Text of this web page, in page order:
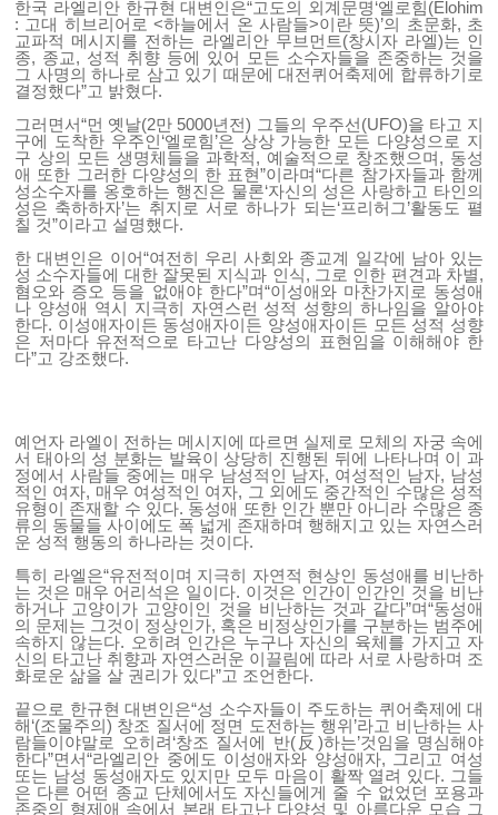
한국 라엘리안 한규현 대변인은“고도의 외계문명‘엘로힘(Elohim
: 고대 히브리어로 <하늘에서 온 사람들>이란 뜻)’의 초문화, 초
교파적 메시지를 전하는 라엘리안 무브먼트(창시자 라엘)는 인
종, 종교, 성적 취향 등에 있어 모든 소수자들을 존중하는 것을
그 사명의 하나로 삼고 있기 때문에 대전퀴어축제에 합류하기로
결정했다”고 밝혔다.
그러면서“먼 옛날(2만 5000년전) 그들의 우주선(UFO)을 타고 지
구에 도착한 우주인‘엘로힘’은 상상 가능한 모든 다양성으로 지
구 상의 모든 생명체들을 과학적, 예술적으로 창조했으며, 동성
애 또한 그러한 다양성의 한 표현”이라며“다른 참가자들과 함께
성소수자를 옹호하는 행진은 물론‘자신의 성은 사랑하고 타인의
성은 축하하자’는 취지로 서로 하나가 되는‘프리허그’활동도 펼
칠 것”이라고 설명했다.
한 대변인은 이어“여전히 우리 사회와 종교계 일각에 남아 있는
성 소수자들에 대한 잘못된 지식과 인식, 그로 인한 편견과 차별,
혐오와 증오 등을 없애야 한다”며“이성애와 마찬가지로 동성애
나 양성애 역시 지극히 자연스런 성적 성향의 하나임을 알아야
한다. 이성애자이든 동성애자이든 양성애자이든 모든 성적 성향
은 저마다 유전적으로 타고난 다양성의 표현임을 이해해야 한
다”고 강조했다.
예언자 라엘이 전하는 메시지에 따르면 실제로 모체의 자궁 속에
서 태아의 성 분화는 발육이 상당히 진행된 뒤에 나타나며 이 과
정에서 사람들 중에는 매우 남성적인 남자, 여성적인 남자, 남성
적인 여자, 매우 여성적인 여자, 그 외에도 중간적인 수많은 성적
유형이 존재할 수 있다. 동성애 또한 인간 뿐만 아니라 수많은 종
류의 동물들 사이에도 폭 넓게 존재하며 행해지고 있는 자연스러
운 성적 행동의 하나라는 것이다.
특히 라엘은“유전적이며 지극히 자연적 현상인 동성애를 비난하
는 것은 매우 어리석은 일이다. 이것은 인간이 인간인 것을 비난
하거나 고양이가 고양이인 것을 비난하는 것과 같다”며“동성애
의 문제는 그것이 정상인가, 혹은 비정상인가를 구분하는 범주에
속하지 않는다. 오히려 인간은 누구나 자신의 육체를 가지고 자
신의 타고난 취향과 자연스러운 이끌림에 따라 서로 사랑하며 조
화로운 삶을 살 권리가 있다”고 조언한다.
끝으로 한규현 대변인은“성 소수자들이 주도하는 퀴어축제에 대
해‘(조물주의) 창조 질서에 정면 도전하는 행위’라고 비난하는 사
람들이야말로 오히려‘창조 질서에 반(反)하는’것임을 명심해야
한다”면서“라엘리안 중에도 이성애자와 양성애자, 그리고 여성
또는 남성 동성애자도 있지만 모두 마음이 활짝 열려 있다. 그들
은 다른 어떤 종교 단체에서도 자신들에게 줄 수 없었던 포용과
존중의 형제애 속에서 본래 타고난 다양성 및 아름다운 모습 그